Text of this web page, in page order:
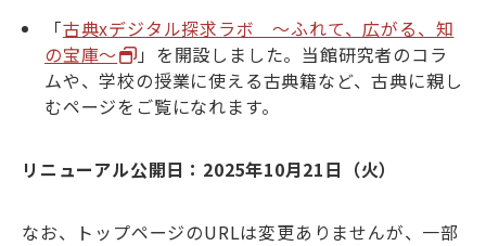
「古典xデジタル探求ラボ ～ふれて、広がる、知
の宝庫～
」を開設しました。当館研究者のコラ
ムや、学校の授業に使える古典籍など、古典に親し
むページをご覧になれます。
リニューアル公開日：2025年10月21日（火）
なお、トップページのURLは変更ありませんが、一部